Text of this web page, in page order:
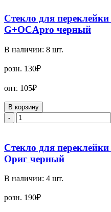
Стекло для
G+OCApro черный
В наличии: 8 шт.
розн. 130₽
опт. 105₽
В корзину
-
Стекло для
Ориг черный
В наличии: 4 шт.
розн. 190₽